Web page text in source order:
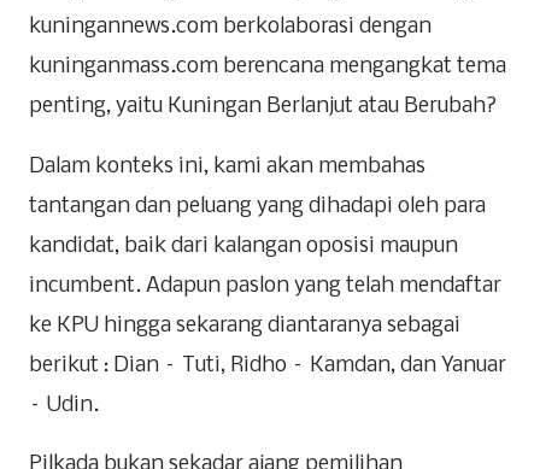
kuningannews.com berkolaborasi dengan
kuninganmass.com berencana mengangkat tema
penting, yaitu Kuningan Berlanjut atau Berubah?
Dalam konteks ini, kami akan membahas
tantangan dan peluang yang dihadapi oleh para
kandidat, baik dari kalangan oposisi maupun
incumbent. Adapun paslon yang telah mendaftar
ke KPU hingga sekarang diantaranya sebagai
berikut : Dian – Tuti, Ridho – Kamdan, dan Yanuar
– Udin.